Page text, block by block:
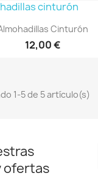
Vista rápida
Cinturón
12,00 €
1-5 de 5 artículo(s)
ofertas